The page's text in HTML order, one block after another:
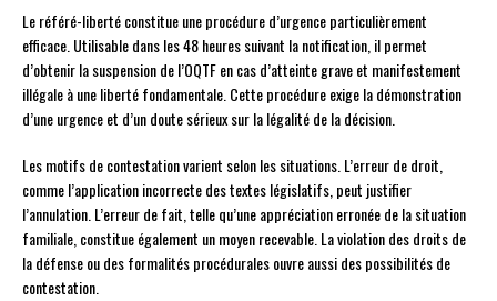
Le référé-liberté constitue une procédure d’urgence particulièrement
efficace. Utilisable dans les 48 heures suivant la notification, il permet
d’obtenir la suspension de l’OQTF en cas d’atteinte grave et manifestement
illégale à une liberté fondamentale. Cette procédure exige la démonstration
d’une urgence et d’un doute sérieux sur la légalité de la décision.
Les motifs de contestation varient selon les situations. L’erreur de droit,
comme l’application incorrecte des textes législatifs, peut justifier
l’annulation. L’erreur de fait, telle qu’une appréciation erronée de la situation
familiale, constitue également un moyen recevable. La violation des droits de
la défense ou des formalités procédurales ouvre aussi des possibilités de
contestation.